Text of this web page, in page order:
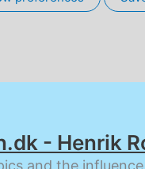
- Henrik
and the